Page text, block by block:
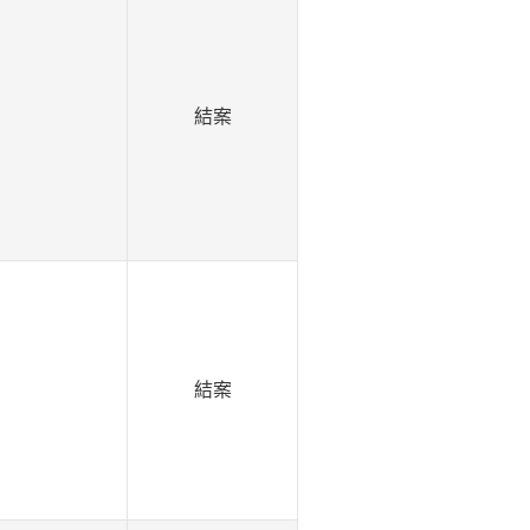
結案
結案